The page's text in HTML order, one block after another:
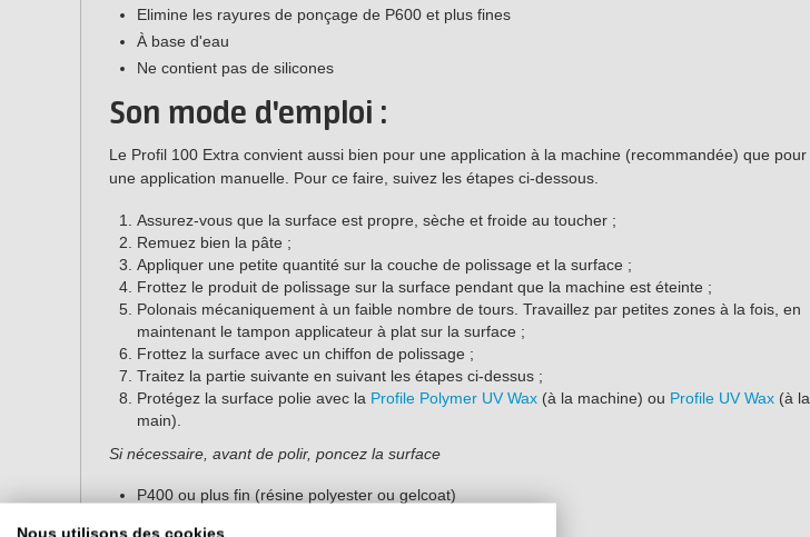
Elimine les rayures de ponçage de P600 et plus fines
À base d'eau
Ne contient pas de silicones
Son mode d'emploi :
Le Profil 100 Extra convient aussi bien pour une application à la machine (recommandée) que pour
une application manuelle. Pour ce faire, suivez les étapes ci-dessous.
Assurez-vous que la surface est propre, sèche et froide au toucher ;
Remuez bien la pâte ;
Appliquer une petite quantité sur la couche de polissage et la surface ;
Frottez le produit de polissage sur la surface pendant que la machine est éteinte ;
Polonais mécaniquement à un faible nombre de tours. Travaillez par petites zones à la fois, en
maintenant le tampon applicateur à plat sur la surface ;
Frottez la surface avec un chiffon de polissage ;
Traitez la partie suivante en suivant les étapes ci-dessus ;
Protégez la surface polie avec la Profile Polymer UV Wax (à la machine) ou Profile UV Wax (à la
main).
Si nécessaire, avant de polir, poncez la surface
P400 ou plus fin (résine polyester ou gelcoat)
Nous utilisons des cookies